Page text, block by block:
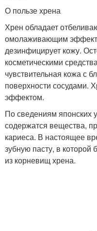
О пользе хрена
Хрен обладает
омолаживающим
дезинфицирует кожу.
косметическими
чувствительная кожа с
поверхности сосудами.
эффектом.
По сведениям японских
содержатся вещества,
кариеса. В настоящее
зубную пасту, в которой
из корневищ хрена.